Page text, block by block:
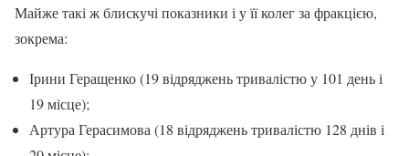
Майже такі ж блискучі показники і у її колег за фракцією,
зокрема:
Ірини Геращенко (19 відряджень тривалістю у 101 день і
19 місце);
Артура Герасимова (18 відряджень тривалістю 128 днів і